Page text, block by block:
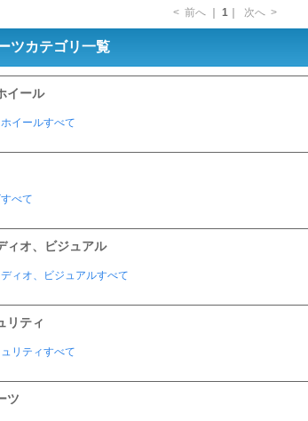
< 前へ 1｜ 次へ >
ツカテゴリ一覧
イール
イールすべて
べて
ィオ、ビジュアル
ィオ、ビジュアルすべて
リティ
リティすべて
ツ